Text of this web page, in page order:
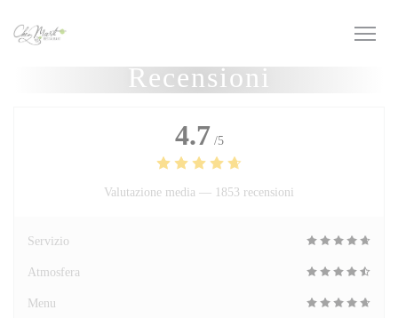
Recensioni
4.7 /5
Valutazione media — 1853 recensioni
Servizio
Atmosfera
Menu